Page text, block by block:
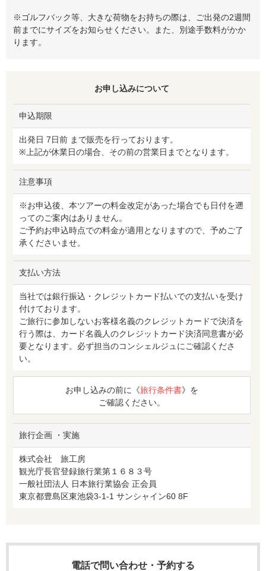
※ゴルフバック等、大きな荷物をお持ちの際は、ご出発の2週間
前までにサイズをお知らせください。また、別途手数料がかか
ります。
お申し込みについて
申込期限
出発日 7日前 まで販売を行っております。
※上記が休業日の場合、その前の営業日までとなります。
注意事項
※お申込後、本ツアーの料金改定があった場合でも日付を遡
ってのご案内はありません。
ご予約お申込時点での料金が適用となりますので、予めご了
承くださいませ。
支払い方法
当社では銀行振込・クレジットカード払いでの支払いを受け
付けております。
ご旅行に参加しないお客様名義のクレジットカードで決済を
行う際は、カード名義人のクレジットカード決済同意書が必
要となります。必ず担当のコンシェルジュにご確認くださ
い。
お申し込みの前に《旅行条件書》を
ご確認ください。
旅行企画 ・実施
株式会社 旅工房
観光庁長官登録旅行業第１６８３号
一般社団法人 日本旅行業協会 正会員
東京都豊島区東池袋3-1-1 サンシャイン60 8F
電話で問い合わせ・予約する